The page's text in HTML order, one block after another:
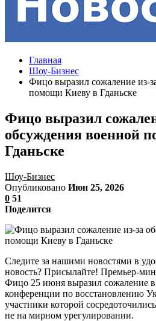
Главная
Шоу-Бизнес
Фицо выразил сожаление из-
помощи Киеву в Гданьске
Фицо выразил
обсуждения военной
Гданьске
Шоу-Бизнес
Опубликовано Июн 25, 2026
0 51
Поделится
Следите за нашими новостями в
новость? Присылайте! Премьер-
Фицо 25 июня выразил сожаление в
конференции по восстановлению
участники которой
не на мирном урегулировании.